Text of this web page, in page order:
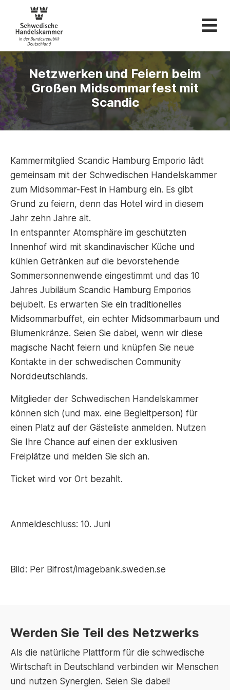
Schwedische
Netzwerken und Feiern beim
Großen Midsommarfest mit
Scandic
Kammermitglied Scandic Hamburg Emporio lädt
gemeinsam mit der Schwedischen Handelskammer
zum Midsommar-Fest in Hamburg ein. Es gibt
Grund zu feiern, denn das Hotel wird in diesem
Jahr zehn Jahre alt.
In entspannter Atomsphäre im geschützten
Innenhof wird mit skandinavischer Küche und
kühlen Getränken auf die bevorstehende
Sommersonnenwende eingestimmt und das 10
Jahres Jubiläum Scandic Hamburg Emporios
bejubelt. Es erwarten Sie ein traditionelles
Midsommarbuffet, ein echter Midsommarbaum und
Blumenkränze. Seien Sie dabei, wenn wir diese
magische Nacht feiern und knüpfen Sie neue
Kontakte in der schwedischen Community
Norddeutschlands.
Mitglieder der Schwedischen Handelskammer
können sich (und max. eine Begleitperson) für
einen Platz auf der Gästeliste anmelden. Nutzen
Sie Ihre Chance auf einen der exklusiven
Freiplätze und melden Sie sich an.
Ticket wird vor Ort bezahlt.
Anmeldeschluss: 10. Juni
Bild: Per Bifrost/imagebank.sweden.se
Werden Sie Teil des Netzwerks
Als die natürliche Plattform für die schwedische
Wirtschaft in Deutschland verbinden wir Menschen
und nutzen Synergien. Seien Sie dabei!